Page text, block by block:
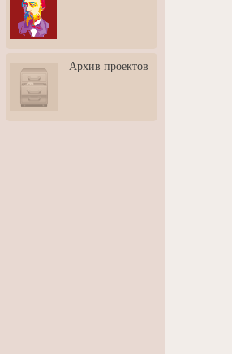
3: Обусловленности
человека и их влияние на
карьеру
скульптором Дмитрием
Тугариновым
АртБульвар в День города
Архив проектов